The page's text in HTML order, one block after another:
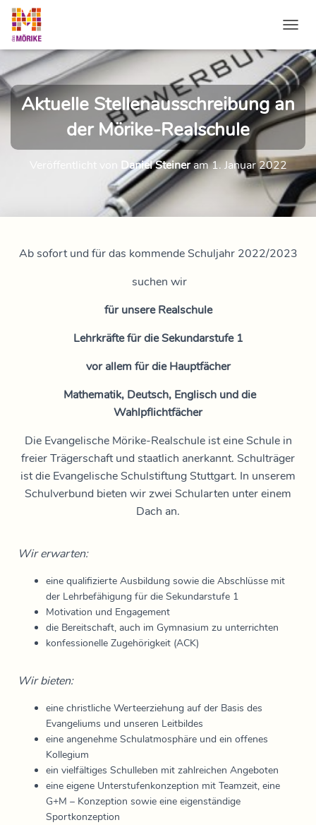
Aktuelle Stellenausschreibung an
der Mörike-Realschule
Veröffentlicht von Daniel Steineram1. Januar 2022
Ab sofort und für das kommende Schuljahr 2022/2023
suchen wir
für unsere Realschule
Lehrkräfte für die Sekundarstufe 1
vor allem für die Hauptfächer
Mathematik, Deutsch, Englisch und die
Wahlpflichtfächer
Die Evangelische Mörike-Realschule ist eine Schule in
freier Trägerschaft und staatlich anerkannt. Schulträger
ist die Evangelische Schulstiftung Stuttgart. In unserem
Schulverbund bieten wir zwei Schularten unter einem
Dach an.
Wir erwarten:
eine qualifizierte Ausbildung sowie die Abschlüsse mit
der Lehrbefähigung für die Sekundarstufe 1
Motivation und Engagement
die Bereitschaft, auch im Gymnasium zu unterrichten
konfessionelle Zugehörigkeit (ACK)
Wir bieten:
eine christliche Werteerziehung auf der Basis des
Evangeliums und unseren Leitbildes
eine angenehme Schulatmosphäre und ein offenes
Kollegium
ein vielfältiges Schulleben mit zahlreichen Angeboten
eine eigene Unterstufenkonzeption mit Teamzeit, eine
G+M – Konzeption sowie eine eigenständige
Sportkonzeption